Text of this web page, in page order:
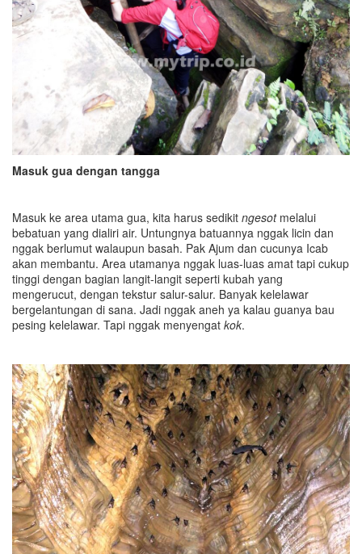
Masuk gua dengan tangga
Masuk ke area utama gua, kita harus sedikit ngesotmelalui
bebatuan yang dialiri air. Untungnya batuannya nggak licin dan
nggak berlumut walaupun basah. Pak Ajum dan cucunya Icab
akan membantu. Area utamanya nggak luas-luas amat tapi cukup
tinggi dengan bagian langit-langit seperti kubah yang
mengerucut, dengan tekstur salur-salur. Banyak kelelawar
bergelantungan di sana. Jadi nggak aneh ya kalau guanya bau
pesing kelelawar. Tapi nggak menyengat kok.